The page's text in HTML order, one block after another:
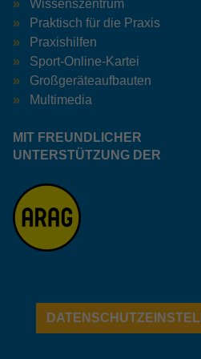
Wissenszentrum
Praktisch für die Praxis
Praxishilfen
Sport-Online-Kartei
Großgeräteaufbauten
Multimedia
MIT FREUNDLICHER
UNTERSTÜTZUNG DER